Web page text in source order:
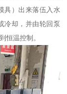
具）出来落伍入水
冷却，并由轮回泵
恒温控制。